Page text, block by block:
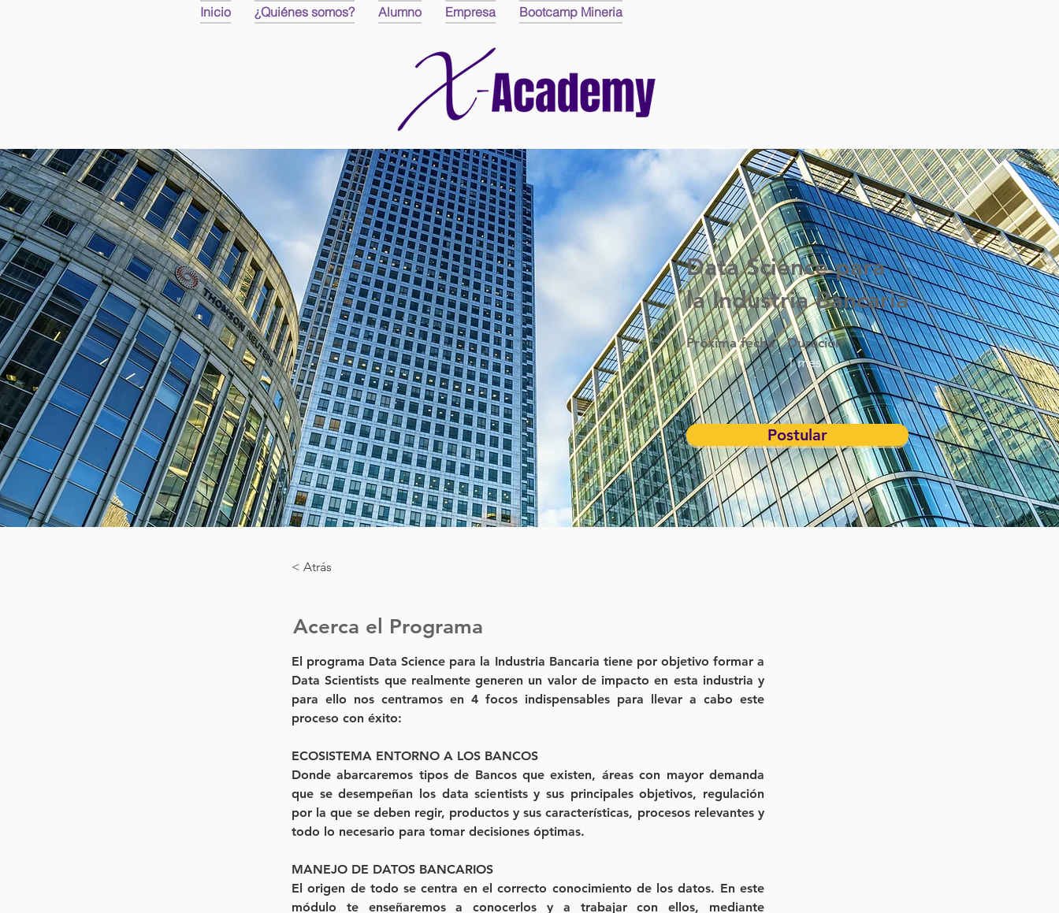
Inicio ¿Quiénes somos? Alumno Empresa Bootcamp Mineria
Data Science para
la Industria Bancaria
Próxima fecha
Duración
1 mes
Postular
< Atrás
Acerca el Programa
El programa Data Science para la Industria Bancaria tiene por objetivo formar a
Data Scientists que realmente generen un valor de impacto en esta industria y
para ello nos centramos en 4 focos indispensables para llevar a cabo este
proceso con éxito:
ECOSISTEMA ENTORNO A LOS BANCOS
Donde abarcaremos tipos de Bancos que existen, áreas con mayor demanda
que se desempeñan los data scientists y sus principales objetivos, regulación
por la que se deben regir, productos y sus características, procesos relevantes y
todo lo necesario para tomar decisiones óptimas.
MANEJO DE DATOS BANCARIOS
El origen de todo se centra en el correcto conocimiento de los datos. En este
módulo te enseñaremos a conocerlos y a trabajar con ellos, mediante